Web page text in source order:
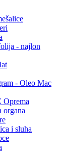
- najlon
- Oleo Mac
Oprema
organa
i sluha